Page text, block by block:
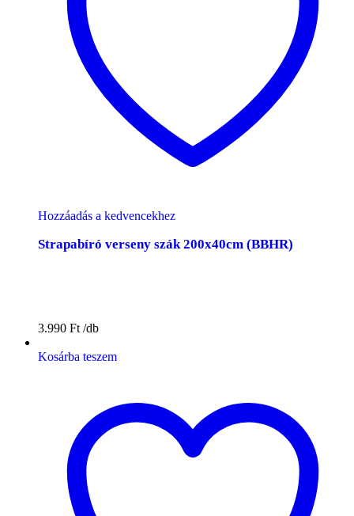
Hozzáadás a kedvencekhez
Strapabíró verseny szák 200x40cm (BBHR)
3.990 Ft
Kosárba teszem